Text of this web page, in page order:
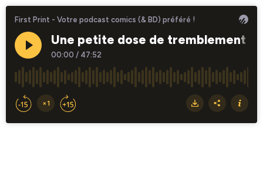
First Print - Votre podcast comics (& BD) préféré !
Une petite dose de tremblement :
00:00 / 47:52
×1